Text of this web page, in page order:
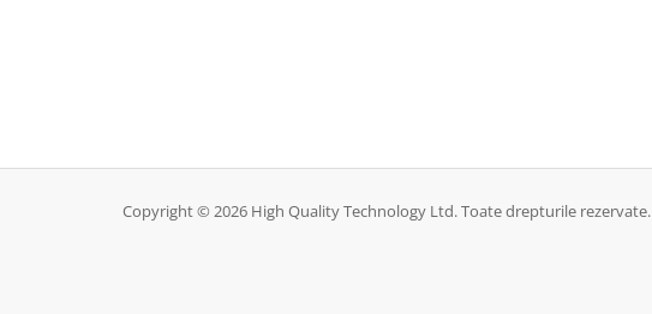
Copyright © 2026 High Quality Technology Ltd. Toate drepturile rezervate.